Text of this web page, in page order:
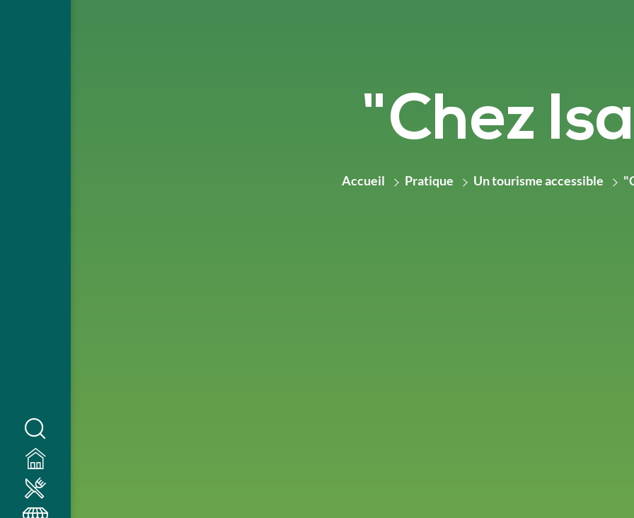
"Chez
Accueil Pratique Un tourisme accessible